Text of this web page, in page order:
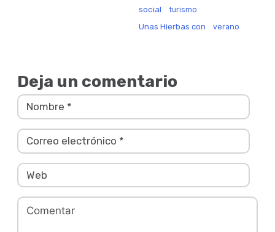
social turismo
Unas Hierbas con verano
Deja un comentario